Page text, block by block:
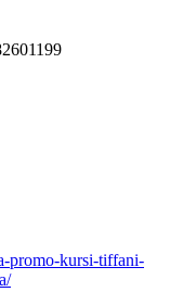
promo-kursi-tiffani-